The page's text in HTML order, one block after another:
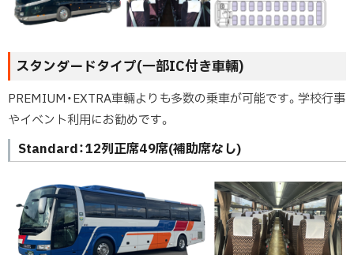
スタンダードタイプ(一部IC付き車輛)
PREMIUM・EXTRA車輛よりも多数の乗車が可能です。学校行事
やイベント利用にお勧めです。
Standard：12列正席49席(補助席なし)